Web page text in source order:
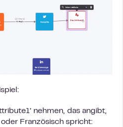
nehmen, das angibt,
Französisch spricht: